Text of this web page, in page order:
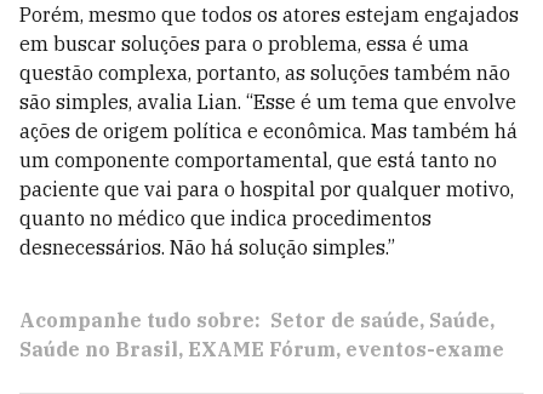
Porém, mesmo que todos os atores estejam engajados
em buscar soluções para o problema, essa é uma
questão complexa, portanto, as soluções também não
são simples, avalia Lian. “Esse é um tema que envolve
ações de origem política e econômica. Mas também há
um componente comportamental, que está tanto no
paciente que vai para o hospital por qualquer motivo,
quanto no médico que indica procedimentos
desnecessários. Não há solução simples.”
Acompanhe tudo sobre: Setor de saúde Saúde
Saúde no Brasil EXAME Fórum eventos-exame